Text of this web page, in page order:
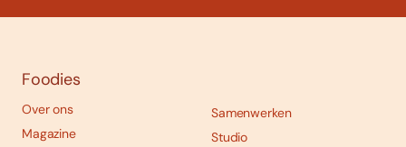
Foodies
Over ons
Magazine
Samenwerken
Studio